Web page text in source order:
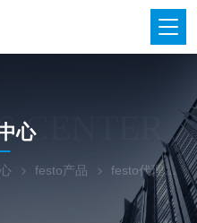
CENTER
心
festo产品 festo代理